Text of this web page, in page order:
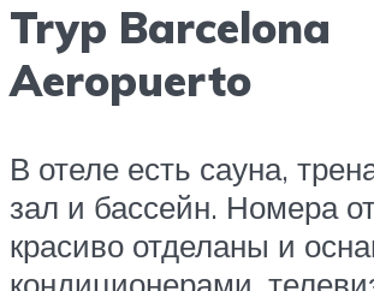
Tryp Barcelona
Aeropuerto
В отеле есть сауна,
зал и бассейн. Номера
красиво отделаны и